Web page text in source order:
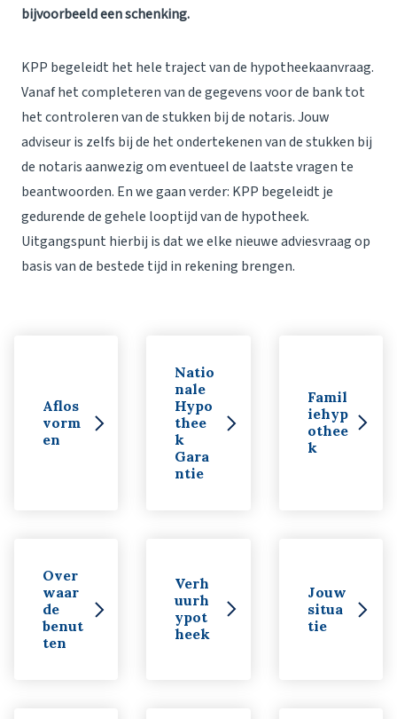
bijvoorbeeld een schenking.
KPP begeleidt het hele traject van de hypotheekaanvraag.
Vanaf het completeren van de gegevens voor de bank tot
het controleren van de stukken bij de notaris. Jouw
adviseur is zelfs bij de het ondertekenen van de stukken bij
de notaris aanwezig om eventueel de laatste vragen te
beantwoorden. En we gaan verder: KPP begeleidt je
gedurende de gehele looptijd van de hypotheek.
Uitgangspunt hierbij is dat we elke nieuwe adviesvraag op
basis van de bestede tijd in rekening brengen.
Aflos
vorm
en
Natio
nale
Hypo
thee
k
Gara
ntie
Famil
iehyp
othee
k
Over
waar
de
benut
ten
Verh
uurh
ypot
heek
Jouw
situa
tie